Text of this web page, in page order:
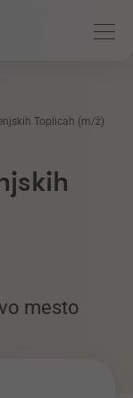
Toplicah (m/ž)
mesto